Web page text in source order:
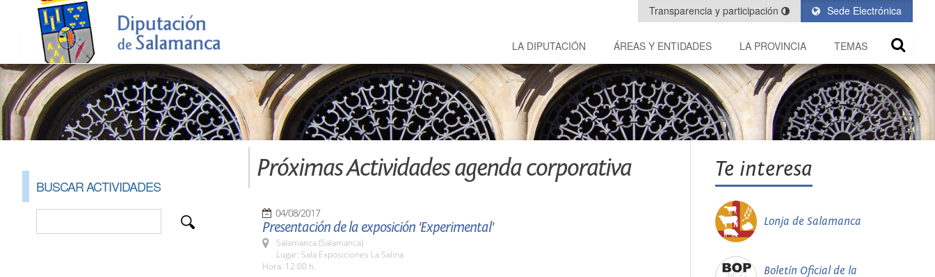
Sede Electrónica
Transparencia y participación
LA DIPUTACIÓN ÁREAS Y ENTIDADES LA PROVINCIA TEMAS
BUSCAR ACTIVIDADES
Próximas Actividades agenda corporativa
04/08/2017
Presentación de la exposición 'Experimental'
Salamanca (Salamanca)
Lugar: Sala Exposiciones La Salina
Hora: 12:00 h.
Te interesa
Lonja de Salamanca
Boletín Oficial de la